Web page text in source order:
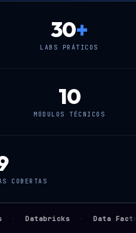
30+
LABS PRÁTICOS
10
MÓDULOS TÉCNICOS
COBERTAS
· Data Factory ·